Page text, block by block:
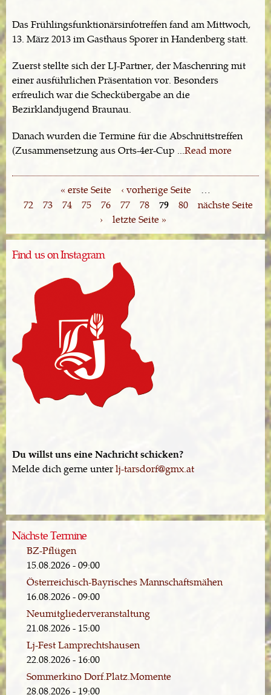
Das Frühlingsfunktionärsinfotreffen fand am Mittwoch,
13. März 2013 im Gasthaus Sporer in Handenberg statt.
Zuerst stellte sich der LJ-Partner, der Maschenring mit
einer ausführlichen Präsentation vor. Besonders
erfreulich war die Scheckübergabe an die
Bezirklandjugend Braunau.
Danach wurden die Termine für die Abschnittstreffen
(Zusammensetzung aus Orts-4er-Cup ... Read more
« erste Seite ‹ vorherige Seite
72
73 74 75 76 77 78 79 80
nächste Seite
›
letzte Seite »
Find us on Instagram
Du willst uns eine Nachricht schicken?
Melde dich gerne unterlj-tarsdorf@gmx.at
Nächste Termine
BZ-Pflügen
15.08.2026 - 09:00
Österreichisch-Bayrisches Mannschaftsmähen
16.08.2026 - 09:00
Neumitgliederveranstaltung
21.08.2026 - 15:00
Lj-Fest Lamprechtshausen
22.08.2026 - 16:00
Sommerkino Dorf.Platz.Momente
28.08.2026 - 19:00